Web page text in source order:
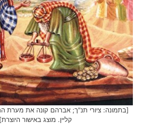
[בתמונה: ציורי תנ"ך; אברהם קונה את מערת
קליין. מוצג באישור היוצרת]